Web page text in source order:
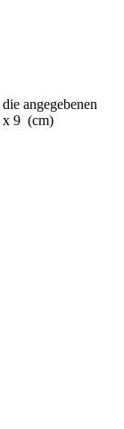
angegebenen
x 9 (cm)